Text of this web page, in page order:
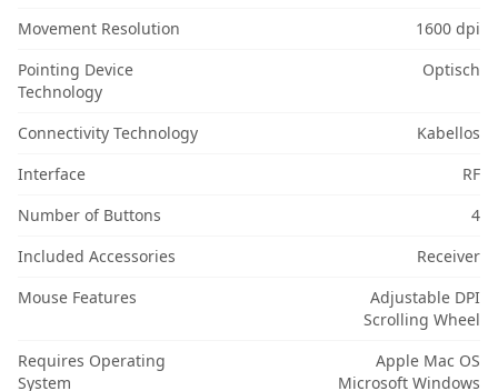
Movement Resolution
1600 dpi
Pointing Device
Technology
Optisch
Connectivity Technology
Kabellos
Interface
RF
Number of Buttons
4
Included Accessories
Receiver
Mouse Features
Adjustable DPI
Scrolling Wheel
Requires Operating
System
Apple Mac OS
Microsoft Windows